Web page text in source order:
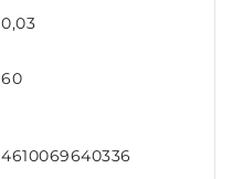
0,03
60
4610069640336